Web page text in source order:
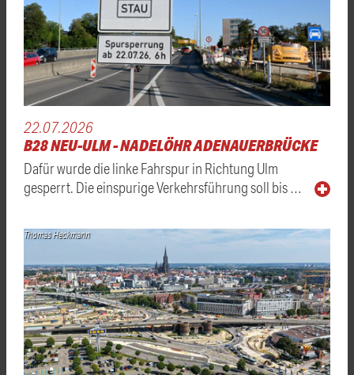
22.07.2026
B28 NEU-ULM - NADELÖHR ADENAUERBRÜCKE
Dafür wurde die linke Fahrspur in Richtung Ulm
gesperrt. Die einspurige Verkehrsführung soll bis …
Thomas Heckmann